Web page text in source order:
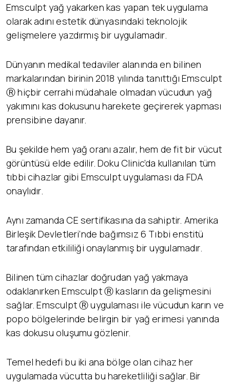
Emsculpt yağ yakarken kas yapan tek uygulama
olarak adını estetik dünyasındaki teknolojik
gelişmelere yazdırmış bir uygulamadır.
Dünyanın medikal tedaviler alanında en bilinen
markalarından birinin 2018 yılında tanıttığı Emsculpt
Ⓡ hiçbir cerrahi müdahale olmadan vücudun yağ
yakımını kas dokusunu harekete geçirerek yapması
prensibine dayanır.
Bu şekilde hem yağ oranı azalır, hem de fit bir vücut
görüntüsü elde edilir. Doku Clinic’da kullanılan tüm
tıbbi cihazlar gibi Emsculpt uygulaması da FDA
onaylıdır.
Aynı zamanda CE sertifikasına da sahiptir. Amerika
Birleşik Devletleri’nde bağımsız 6 Tıbbi enstitü
tarafından etkililiği onaylanmış bir uygulamadır.
Bilinen tüm cihazlar doğrudan yağ yakmaya
odaklanırken Emsculpt Ⓡ kasların da gelişmesini
sağlar. Emsculpt Ⓡ uygulaması ile vücudun karın ve
popo bölgelerinde belirgin bir yağ erimesi yanında
kas dokusu oluşumu gözlenir.
Temel hedefi bu iki ana bölge olan cihaz her
uygulamada vücutta bu hareketliliği sağlar. Bir